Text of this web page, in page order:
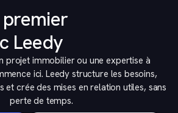
Leedy
projet immobilier ou une expertise à
ici. Leedy structure les besoins,
et crée des mises en relation utiles, sans
perte de temps.